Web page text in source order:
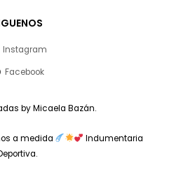
Instagram
Facebook
by Micaela Bazán.
a medida
Indumentaria